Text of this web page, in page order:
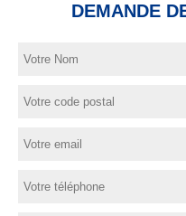
DEMANDE